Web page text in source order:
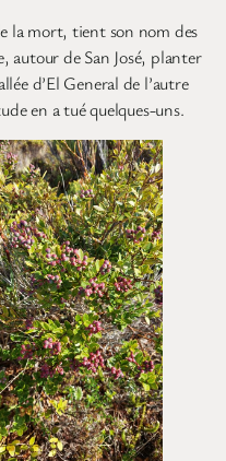
la mort, tient son nom des
autour de San José, planter
d’El General de l’autre
en a tué quelques-uns.